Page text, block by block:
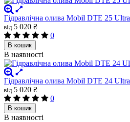
Гідравлічна олива Mobil DTE 25 Ultra
від 5 020 ₴
0
В кошик
В наявності
Гідравлічна олива Mobil DTE 24 Ultra
від 5 020 ₴
0
В кошик
В наявності